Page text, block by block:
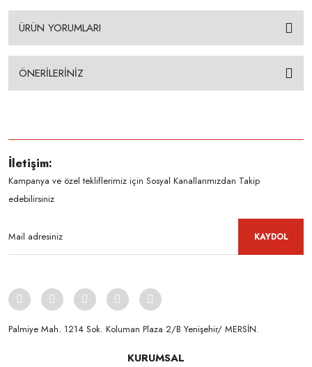
ÜRÜN YORUMLARI
ÖNERİLERİNİZ
İletişim:
Kampanya ve özel tekliflerimiz için Sosyal Kanallarımızdan Takip
edebilirsiniz
KAYDOL
Palmiye Mah. 1214 Sok. Koluman Plaza 2/B Yenişehir/ MERSİN.ㅤㅤㅤㅤㅤㅤㅤㅤㅤㅤㅤㅤㅤㅤㅤㅤㅤㅤㅤㅤㅤㅤㅤㅤㅤㅤㅤㅤㅤㅤㅤㅤㅤㅤㅤ ㅤㅤㅤㅤㅤㅤㅤㅤㅤㅤ
KURUMSAL